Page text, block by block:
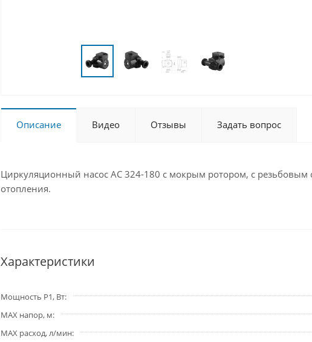
Описание Видео Отзывы Задать вопрос
Циркуляционный насос AC 324-180 с мокрым ротором, с
отопления.
Характеристики
Мощность P1, Вт
MAX напор, м
MAX расход, л/мин